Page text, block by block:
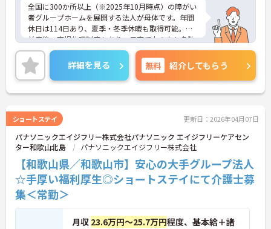
全国に300か所以上（※2025年10月時点）の障がい
者グループホームを展開する法人が母体です。年間
休日は114日あり、夏季・冬季休暇も取得可能。産
前産後・育児休暇制度もあり、子育て中の方も多数
活躍中で、ワークライフバランスを大切にしながら
働ける環境が整っています。研修制度や外部勉強会
の受講支援もあり、スキルアップもしっかりサポー
ト。将来的には管理者やエリアマネージャーへのキ
ャリアアップも目指せます。20代から60代まで幅広
の職場です。介護経験を活かしたい方、福祉の資格
をお持ちの方、安定した法人でキャリアを築きたい
方におすすめです。
★おすすめPOINT★
・生活支援員からスタートし、サービス管理責任者
やエリアマネージャーへと続く明確なステップアッ
プの道筋が用意されています。急成長中の企業であ
るためポストも豊富にあり、専門性を高めながらマ
ネジメント職への挑戦も視野に入れていただけま
詳細を見る 無料 紹介してもらう
ショートステイ 更新日：2026年04月07日
パナソニックエイジフリー株式会社パナソニック エイジフリーケアセン
ター和歌山北島
パナソニックエイジフリー株式会社
【和歌山県／和歌山市】安心の大手グループ法人
☆手厚い福利厚生◎ショートステイにて介護士募
集＜常勤＞
月収 23.6万円～25.7万円程度、基本給＋諸